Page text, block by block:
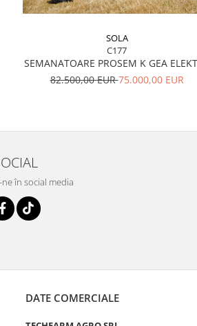
SOLA
C177
SEMANATOARE PROSEM K GEA
82.500,00 EUR75.000,00 EUR
în social media
DATE COMERCIALE